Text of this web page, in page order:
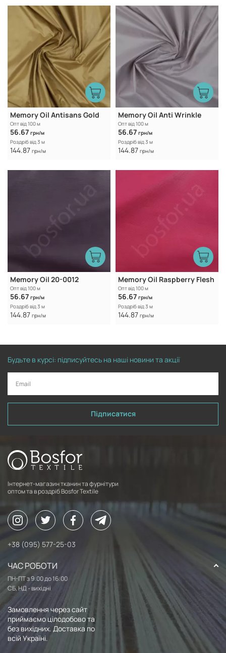
Memory Oil Antisans Gold
Опт від 100 м
56.67 грн/м
Роздріб від 3 м
144.87 грн/м
Memory Oil Anti Wrinkle
Опт від 100 м
56.67 грн/м
Роздріб від 3 м
144.87 грн/м
Memory Oil 20-0012
Опт від 100 м
56.67 грн/м
Роздріб від 3 м
144.87 грн/м
Memory Oil Raspberry Flesh
Опт від 100 м
56.67 грн/м
Роздріб від 3 м
144.87 грн/м
Будьте в курсі: підписуйтесь на наші новини та акції
Підписатися
Інтернет-магазин тканин та фурнітури
оптом та в роздріб Bosfor Textile
+38 (095) 577-25-03
ЧАС РОБОТИ
ПН-ПТ з 9:00 до 16:00
СБ, НД - вихідні
Замовлення через сайт
приймаємо цілодобово та
без вихідних. Доставка по
всій Україні.